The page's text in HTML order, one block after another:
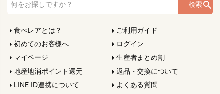
検索
食べレアとは？
ご利用ガイド
初めてのお客様へ
ログイン
マイページ
生産者まとめ割
地産地消ポイント還元
返品・交換について
LINE ID連携について
よくある質問